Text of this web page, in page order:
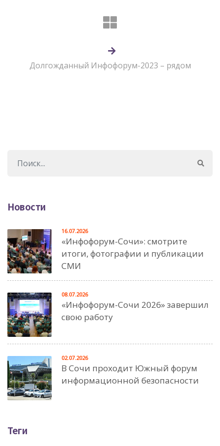
Долгожданный Инфофорум-2023 – рядом
Новости
«Инфофорум-Сочи»: смотрите
итоги, фотографии и публикации
СМИ
16.07.2026
«Инфофорум-Сочи 2026» завершил
свою работу
08.07.2026
В Сочи проходит Южный форум
информационной безопасности
02.07.2026
Теги